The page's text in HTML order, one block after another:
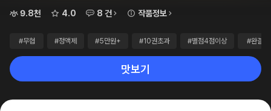
9.8천
4.0 8 건 작품정보
#무협 #정액제 #5만원+ #10권초과 #별점4점이상 #완결
맛보기